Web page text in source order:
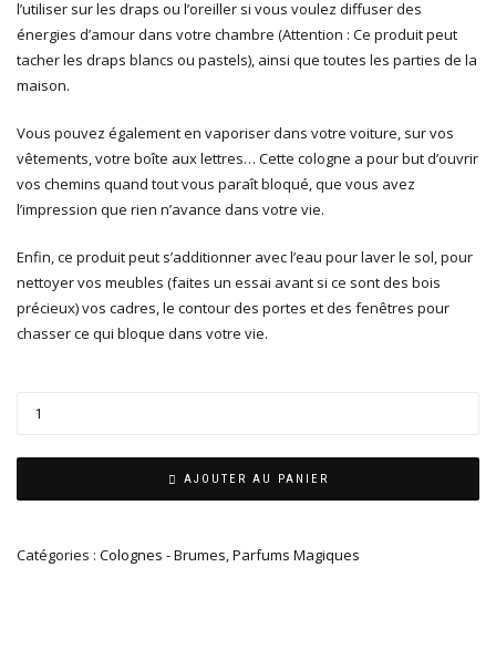
l’utiliser sur les draps ou l’oreiller si vous voulez diffuser des
énergies d’amour dans votre chambre (Attention : Ce produit peut
tacher les draps blancs ou pastels), ainsi que toutes les parties de la
maison.
Vous pouvez également en vaporiser dans votre voiture, sur vos
vêtements, votre boîte aux lettres… Cette cologne a pour but d’ouvrir
vos chemins quand tout vous paraît bloqué, que vous avez
l’impression que rien n’avance dans votre vie.
Enfin, ce produit peut s’additionner avec l’eau pour laver le sol, pour
nettoyer vos meubles (faites un essai avant si ce sont des bois
précieux) vos cadres, le contour des portes et des fenêtres pour
chasser ce qui bloque dans votre vie.
AJOUTER AU PANIER
Catégories : Colognes - Brumes,Parfums Magiques